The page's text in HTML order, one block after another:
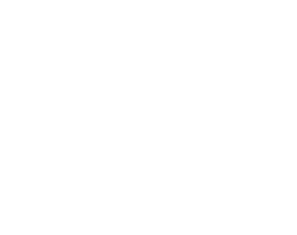
朱音为了支撑家
、哥哥向往的名校前途。砌砖建墙，朴拙的体力劳动，
师瑞真展开。在面对跨越视力障碍、好不容易成为陶艺家却